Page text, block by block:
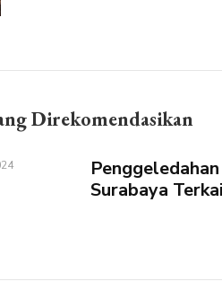
Direkomendasikan
Surabaya